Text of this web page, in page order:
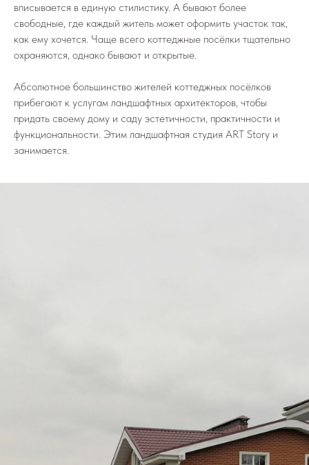
вписывается в единую стилистику. А бывают более
свободные, где каждый житель может оформить участок так,
как ему хочется. Чаще всего коттеджные посёлки тщательно
охраняются, однако бывают и открытые.
Абсолютное большинство жителей коттеджных посёлков
прибегают к услугам ландшафтных архитекторов, чтобы
придать своему дому и саду эстетичности, практичности и
функциональности. Этим ландшафтная студия ART Story и
занимается.